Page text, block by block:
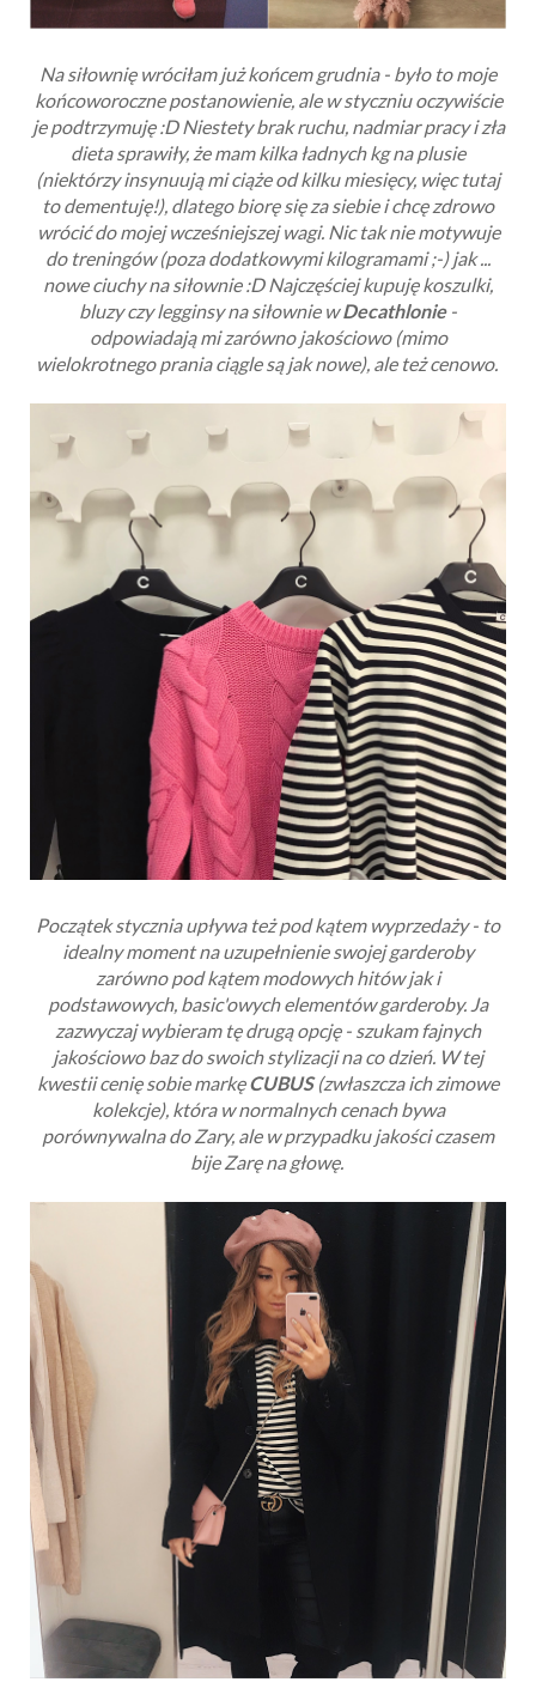
Na siłownię wróciłam już końcem grudnia - było to moje
końcoworoczne postanowienie, ale w styczniu oczywiście
je podtrzymuję :D Niestety brak ruchu, nadmiar pracy i zła
dieta sprawiły, że mam kilka ładnych kg na plusie
(niektórzy insynuują mi ciąże od kilku miesięcy, więc tutaj
to dementuję!), dlatego biorę się za siebie i chcę zdrowo
wrócić do mojej wcześniejszej wagi. Nic tak nie motywuje
do treningów (poza dodatkowymi kilogramami ;-) jak ...
nowe ciuchy na siłownie :D Najczęściej kupuję koszulki,
bluzy czy legginsy na siłownie wDecathlonie-
odpowiadają mi zarówno jakościowo (mimo
wielokrotnego prania ciągle są jak nowe), ale też cenowo.
Początek stycznia upływa też pod kątem wyprzedaży - to
idealny moment na uzupełnienie swojej garderoby
zarówno pod kątem modowych hitów jak i
podstawowych, basic'owych elementów garderoby. Ja
zazwyczaj wybieram tę drugą opcję - szukam fajnych
jakościowo baz do swoich stylizacji na co dzień. W tej
kwestii cenię sobie markęCUBUS(zwłaszcza ich zimowe
kolekcje), która w normalnych cenach bywa
porównywalna do Zary, ale w przypadku jakości czasem
bije Zarę na głowę.